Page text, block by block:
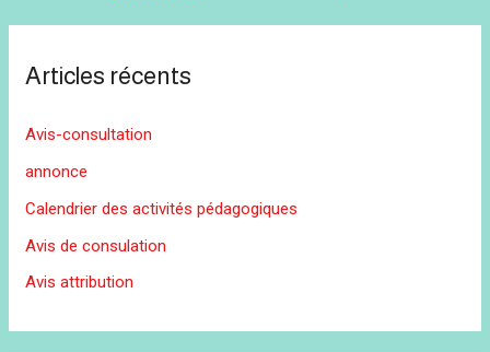
Articles récents
Avis-consultation
annonce
Calendrier des activités pédagogiques
Avis de consulation
Avis attribution